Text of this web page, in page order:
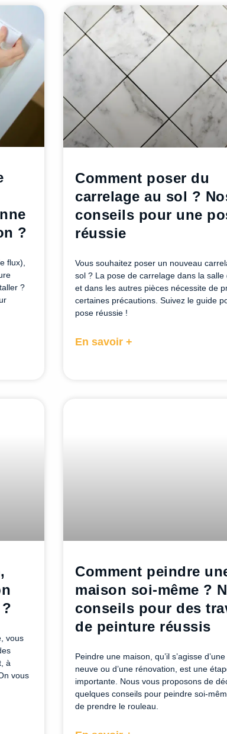
?
flux),
?
Comment poser du
carrelage au sol ?
conseils pour une
réussie
Vous souhaitez poser un nouveau
sol ? La pose de carrelage dans la salle
et dans les autres pièces nécessite de
certaines précautions. Suivez le guide
pose réussie !
En savoir +
vous
à
vous
Comment peindre
maison soi-même ?
conseils pour des
de peinture réussis
Peindre une maison, qu’il s’agisse
neuve ou d’une rénovation, est une
importante. Nous vous proposons de
quelques conseils pour peindre soi-
de prendre le rouleau.